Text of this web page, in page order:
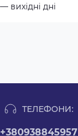
вихідні дні
ТЕЛЕФОНИ:
+380938845957